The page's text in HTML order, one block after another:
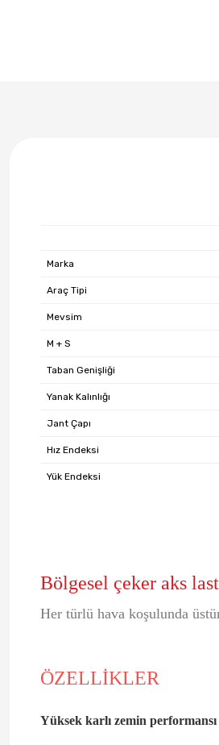
Marka
Araç Tipi
Mevsim
M + S
Taban Genişliği
Yanak Kalınlığı
Jant Çapı
Hız Endeksi
Yük Endeksi
Bölgesel çeker aks
Her türlü hava koşulunda
ÖZELLİKLER
Yüksek karlı zemin performansı